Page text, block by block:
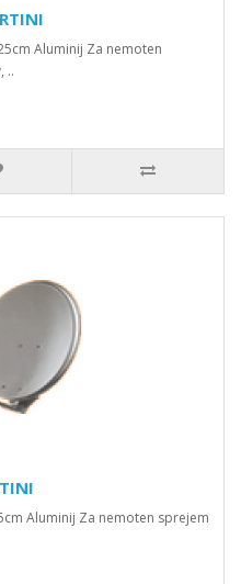
Aluminij Za nemoten
..
Aluminij Za nemoten sprejem